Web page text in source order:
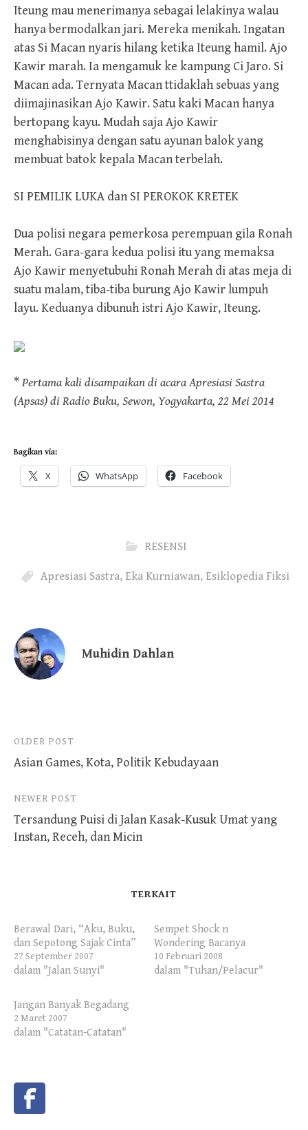
Iteung mau menerimanya sebagai lelakinya walau
hanya bermodalkan jari. Mereka menikah. Ingatan
atas Si Macan nyaris hilang ketika Iteung hamil. Ajo
Kawir marah. Ia mengamuk ke kampung Ci Jaro. Si
Macan ada. Ternyata Macan ttidaklah sebuas yang
diimajinasikan Ajo Kawir. Satu kaki Macan hanya
bertopang kayu. Mudah saja Ajo Kawir
menghabisinya dengan satu ayunan balok yang
membuat batok kepala Macan terbelah.
SI PEMILIK LUKA dan SI PEROKOK KRETEK
Dua polisi negara pemerkosa perempuan gila Ronah
Merah. Gara-gara kedua polisi itu yang memaksa
Ajo Kawir menyetubuhi Ronah Merah di atas meja di
suatu malam, tiba-tiba burung Ajo Kawir lumpuh
layu. Keduanya dibunuh istri Ajo Kawir, Iteung.
*Pertama kali disampaikan di acara Apresiasi Sastra
(Apsas) di Radio Buku, Sewon, Yogyakarta, 22 Mei 2014
Bagikan via:
X WhatsApp Facebook
RESENSI
Apresiasi Sastra, Eka Kurniawan, Esiklopedia Fiksi
Muhidin Dahlan
Post
navigation
OLDER POST
Asian Games, Kota, Politik Kebudayaan
NEWER POST
Tersandung Puisi di Jalan Kasak-Kusuk Umat yang
Instan, Receh, dan Micin
TERKAIT
Berawal Dari, “Aku, Buku,
dan Sepotong Sajak Cinta”
27 September 2007
dalam "Jalan Sunyi"
Sempet Shock n
Wondering Bacanya
10 Februari 2008
dalam "Tuhan/Pelacur"
Jangan Banyak Begadang
2 Maret 2007
dalam "Catatan-Catatan"